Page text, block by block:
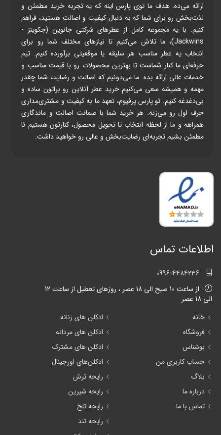
ارائه می‌ده. هدف ما توی پارس اینه که یه تجربه خرید مطمئن و
لذت‌بخش رو برای شما که به دنبال کیفیت و اصالت هستید، فراهم
کنیم. با یه مجموعه کامل از عطرهای شرکتی جانوین (جکوینز -
Jackwins)، ما تلاش می‌کنیم تا نیازهای مختلف شما رو برای
انتخاب یه عطر مناسب هر سلیقه یا موقعیتی برآورده کنیم. تیم
حرفه‌ای ما کنار شماست تا بهترین محصولات رو با قیمت مناسب و
خدمات عالی ارائه بده. ما می‌دونیم که اصالت و رضایت شما چقدر
مهمه و همیشه سعی می‌کنیم خرید عطر آنلاین رو براتون ساده و
بی‌دغدغه کنیم. تو پارس پرفیوم، تعهد ما به کیفیت و مشتری‌مداری
حرف اول رو می‌زنه. هر خرید شما با ضمانت اصالت و ماندگاری
همراهه و ما از لحظه انتخاب تا تحویل محصول، کنارتون هستیم تا
مطمئن بشیم تجربه‌ای رضایت‌بخش و عالی رو خواهید داشت.
اطلاعات تماس
0996-4484236
از ساعت 10 صبح الی 18 عصر ، روزهای تعطیل از ساعت 12
الی 18 عصر
خانه
فروشگاه
بوشناس
حساب کاربری من
بلاگ
درباره ما
تماس با ما
ادکلن های زنانه
ادکلن های مردانه
ادکلن های مشترک
ادکلن‌های اورجینال
رایحه ترش
رایحه شیرین
رایحه تلخ
رایحه تند